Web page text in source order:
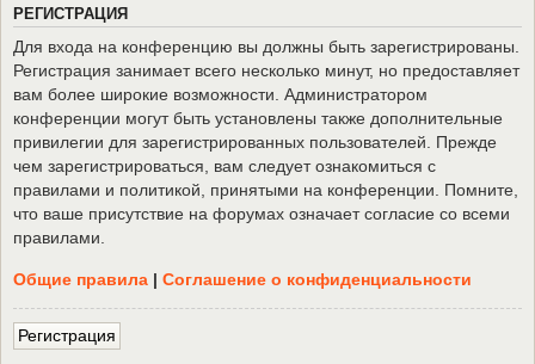
РЕГИСТРАЦИЯ
Для входа на конференцию вы должны быть зарегистрированы.
Регистрация занимает всего несколько минут, но предоставляет
вам более широкие возможности. Администратором
конференции могут быть установлены также дополнительные
привилегии для зарегистрированных пользователей. Прежде
чем зарегистрироваться, вам следует ознакомиться с
правилами и политикой, принятыми на конференции. Помните,
что ваше присутствие на форумах означает согласие со всеми
правилами.
Общие правила | Соглашение о конфиденциальности
Регистрация